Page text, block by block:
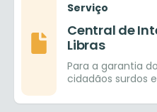
Serviço
Central de
Libras
Para a garantia
cidadãos surdos
social